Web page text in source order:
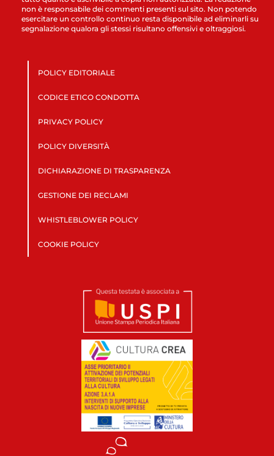
non è responsabile dei commenti presenti sul sito. Non potendo
esercitare un controllo continuo resta disponibile ad eliminarli su
segnalazione qualora gli stessi risultano offensivi e oltraggiosi.
POLICY EDITORIALE
CODICE ETICO CONDOTTA
PRIVACY POLICY
POLICY DIVERSITÀ
DICHIARAZIONE DI TRASPARENZA
GESTIONE DEI RECLAMI
WHISTLEBLOWER POLICY
COOKIE POLICY